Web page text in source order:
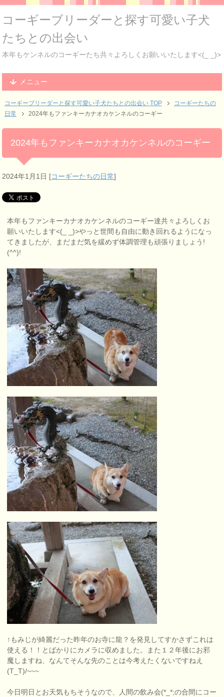
コーギーブリーダーと探す可愛い子犬
たちとの出会い
本年もケンネルのコーギーたち共々よろしくお願いいたします<(_ _)>
メニュー
コーギーブリーダーと探す可愛い子犬たちとの出会い TOP
コーギーたちの
日常
2024年もファンキーカナオカケンネルのコーギー
2024年もファンキーカナオカケンネルのコーギー
2024年1月1日 [コーギーたちの日常]
本年もファンキーカナオカケンネルのコーギー達共々よろしくお
願いいたします<(_ _)>やっと世間も自由に動き回れるようになっ
てきましたが、まだまだ気を緩めず体調管理も頑張りましょう!
(^^)!
↑もみじが綺麗だった昨年のお寺に龍？を発見してすかさずこれは
使える！！とばかりにカメラに収めました。また１２年後にお邪
魔しますね、なんてそんな先のことは今考えたくないですねえ
(T_T)/~~~
今日明日とお天気もちそうなので、人間の飲み会(*_*;の合間にコー